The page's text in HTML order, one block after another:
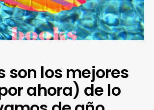
son los mejores
ahora) de lo